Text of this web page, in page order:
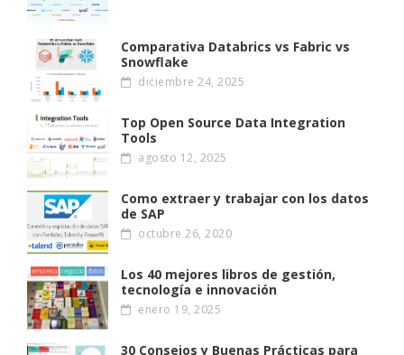
Comparativa Databrics vs Fabric vs
Snowflake
diciembre 24, 2025
Top Open Source Data Integration
Tools
agosto 12, 2025
Como extraer y trabajar con los datos
de SAP
octubre 26, 2020
Los 40 mejores libros de gestión,
tecnología e innovación
enero 19, 2025
30 Consejos y Buenas Prácticas para